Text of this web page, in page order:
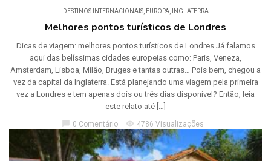
DESTINOS INTERNACIONAIS, EUROPA, INGLATERRA
Melhores pontos turísticos de Londres
Dicas de viagem: melhores pontos turísticos de Londres Já falamos
aqui das belíssimas cidades europeias como: Paris, Veneza,
Amsterdam, Lisboa, Milão, Bruges e tantas outras… Pois bem, chegou a
vez da capital da Inglaterra. Está planejando uma viagem pela primeira
vez a Londres e tem apenas dois ou três dias disponível? Então, leia
este relato até […]
chat_bubble 0 Comentário visibility 4786 Visualizações